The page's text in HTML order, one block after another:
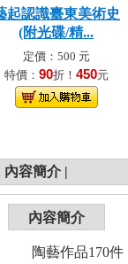
起認識臺東美術史
(附光碟/精...
定價：500 元
特價： 90折！ 450元
內容簡介 |
內容簡介
陶藝作品170件